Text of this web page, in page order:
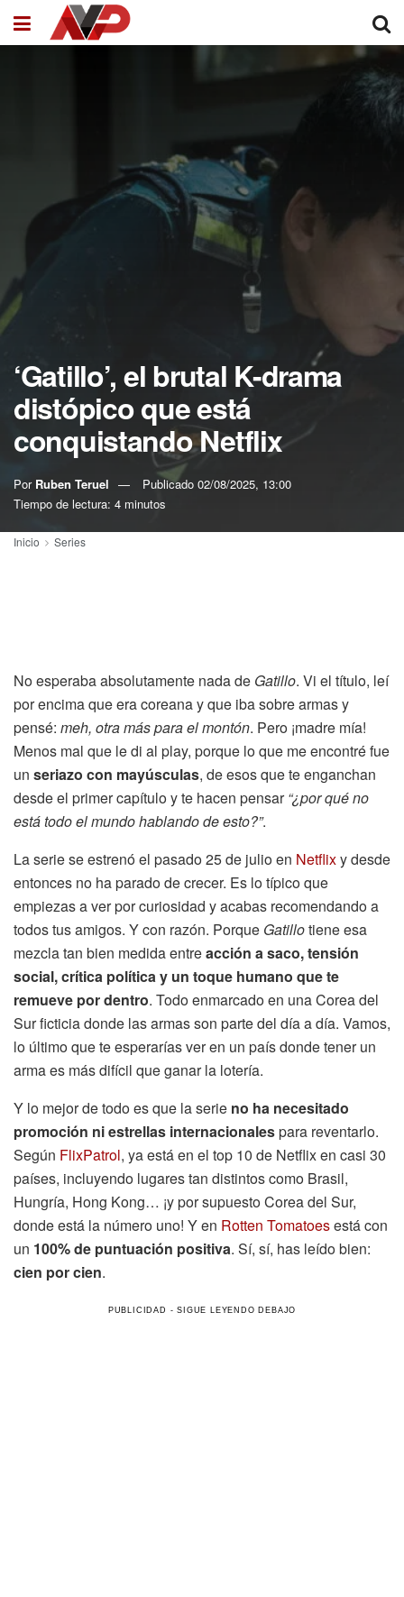
‘Gatillo’, el brutal K-drama
distópico que está
conquistando Netflix
Por Ruben Teruel Publicado 02/08/2025, 13:00
Tiempo de lectura: 4 minutos
Inicio Series
No esperaba absolutamente nada de Gatillo. Vi el título, leí
por encima que era coreana y que iba sobre armas y
pensé: meh, otra más para el montón. Pero ¡madre mía!
Menos mal que le di al play, porque lo que me encontré fue
un seriazo con mayúsculas, de esos que te enganchan
desde el primer capítulo y te hacen pensar“¿por qué no
está todo el mundo hablando de esto?”.
La serie se estrenó el pasado 25 de julio en Netflixy desde
entonces no ha parado de crecer. Es lo típico que
empiezas a ver por curiosidad y acabas recomendando a
todos tus amigos. Y con razón. Porque Gatillotiene esa
mezcla tan bien medida entreacción a saco, tensión
social, crítica política y un toque humano que te
remueve por dentro. Todo enmarcado en una Corea del
Sur ficticia donde las armas son parte del día a día. Vamos,
lo último que te esperarías ver en un país donde tener un
arma es más difícil que ganar la lotería.
Y lo mejor de todo es que la serie no ha necesitado
promoción ni estrellas internacionalespara reventarlo.
Según FlixPatrol, ya está en el top 10 de Netflix en casi 30
países, incluyendo lugares tan distintos como Brasil,
Hungría, Hong Kong… ¡y por supuesto Corea del Sur,
donde está la número uno! Y en Rotten Tomatoesestá con
un 100% de puntuación positiva. Sí, sí, has leído bien:
cien por cien.